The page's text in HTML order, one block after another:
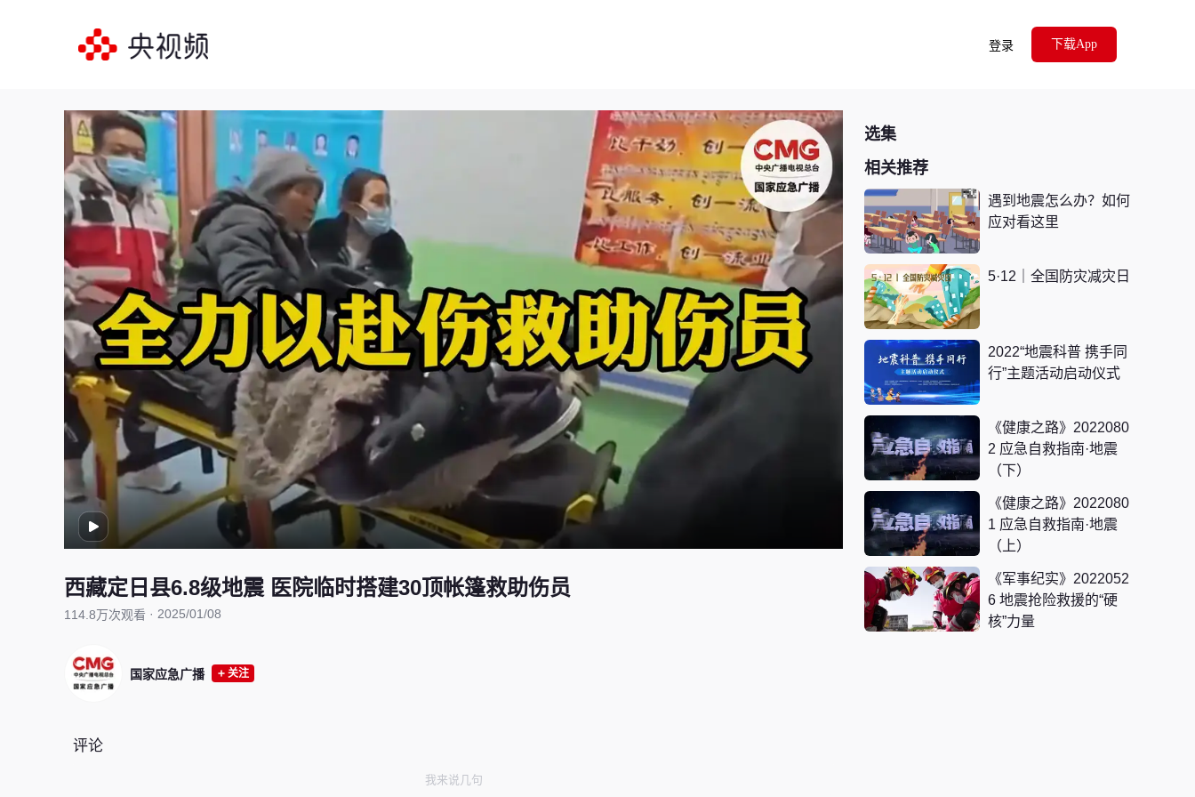
登录 下载App
西藏定日县6.8级地震 医院临时搭建30顶帐篷救助伤员
114.8万次观看 · 2025/01/08
国家应急广播 关注
评论
选集
相关推荐
遇到地震怎么办？如何
应对看这里
5·12｜全国防灾减灾日
2022“地震科普 携手同
行”主题活动启动仪式
《健康之路》2022080
2 应急自救指南·地震
（下）
《健康之路》2022080
1 应急自救指南·地震
（上）
《军事纪实》2022052
6 地震抢险救援的“硬
核”力量